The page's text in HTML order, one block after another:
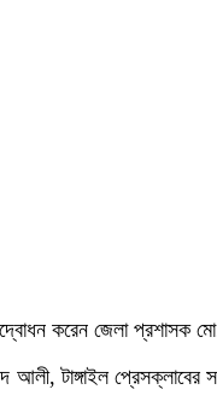
উদ্বোধন করেন জেলা প্রশাসক
আলী, টাঙ্গাইল